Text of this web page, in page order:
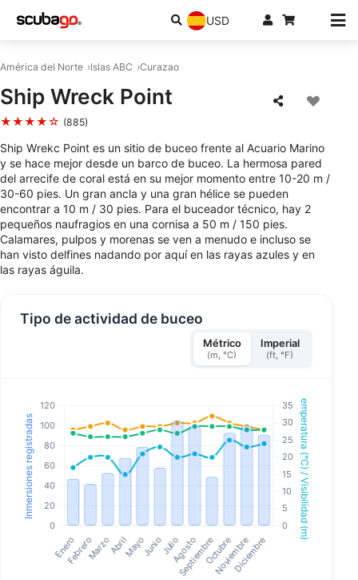
USD
América del Norte Islas ABC Curazao
Ship Wreck Point
★★★★☆ (885)
Ship Wrekc Point es un sitio de buceo frente al Acuario Marino
y se hace mejor desde un barco de buceo. La hermosa pared
del arrecife de coral está en su mejor momento entre 10-20 m /
30-60 pies. Un gran ancla y una gran hélice se pueden
encontrar a 10 m / 30 pies. Para el buceador técnico, hay 2
pequeños naufragios en una cornisa a 50 m / 150 pies.
Calamares, pulpos y morenas se ven a menudo e incluso se
han visto delfines nadando por aquí en las rayas azules y en
las rayas águila.
Tipo de actividad de buceo
Métrico
(m, °C)
Imperial
(ft, °F)